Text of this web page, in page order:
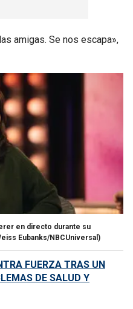
amigas. Se nos escapa»,
en directo durante su
Eubanks/NBCUniversal)
FUERZA TRAS UN
DE SALUD Y